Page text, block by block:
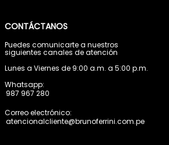
CONTÁCTANOS
Puedes comunicarte a nuestros
siguientes canales de atención
Lunes a Viernes de 9:00 a.m. a 5:00 p.m.
Whatsapp:
987 967 280
Correo electrónico:
atencionalcliente@brunoferrini.com.pe